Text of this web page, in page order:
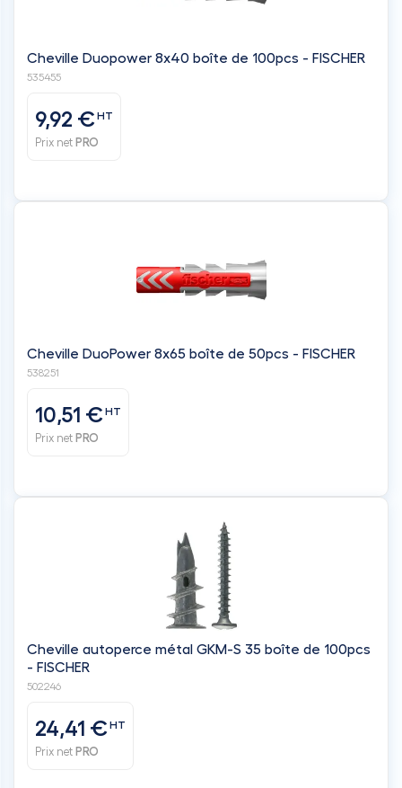
Cheville Duopower 8x40 boîte de 100pcs - FISCHER
535455
9,92 €HT
Prix net PRO
Cheville DuoPower 8x65 boîte de 50pcs - FISCHER
538251
10,51 €HT
Prix net PRO
Cheville autoperce métal GKM-S 35 boîte de 100pcs
- FISCHER
502246
24,41 €HT
Prix net PRO